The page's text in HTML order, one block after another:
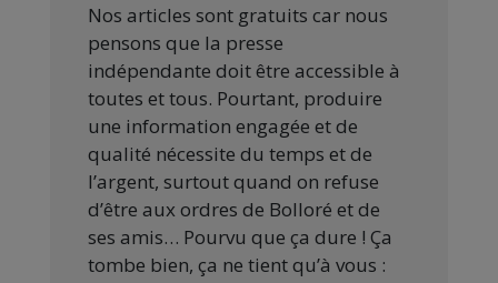
Nos articles sont gratuits car nous
pensons que la presse
indépendante doit être accessible à
toutes et tous. Pourtant, produire
une information engagée et de
qualité nécessite du temps et de
l’argent, surtout quand on refuse
d’être aux ordres de Bolloré et de
ses amis… Pourvu que ça dure ! Ça
tombe bien, ça ne tient qu’à vous :